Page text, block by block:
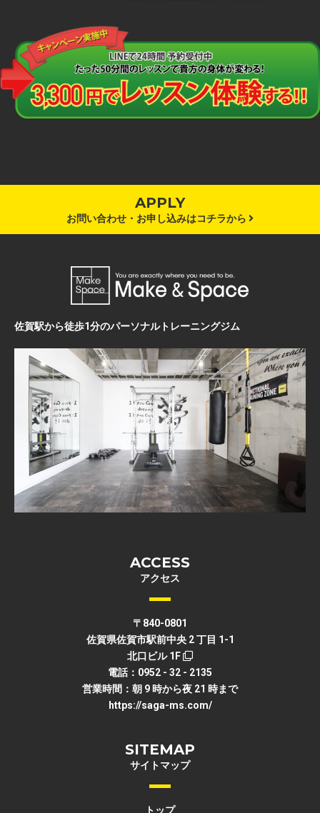
APPLY
お問い合わせ・お申し込みはコチラから
佐賀駅から徒歩1分のパーソナルトレーニングジム
ACCESS
アクセス
〒840-0801
佐賀県佐賀市駅前中央 2 丁目 1-1
北口ビル 1F
電話：0952 - 32 - 2135
営業時間：朝 9 時から夜 21 時まで
https://saga-ms.com/
SITEMAP
サイトマップ
トップ